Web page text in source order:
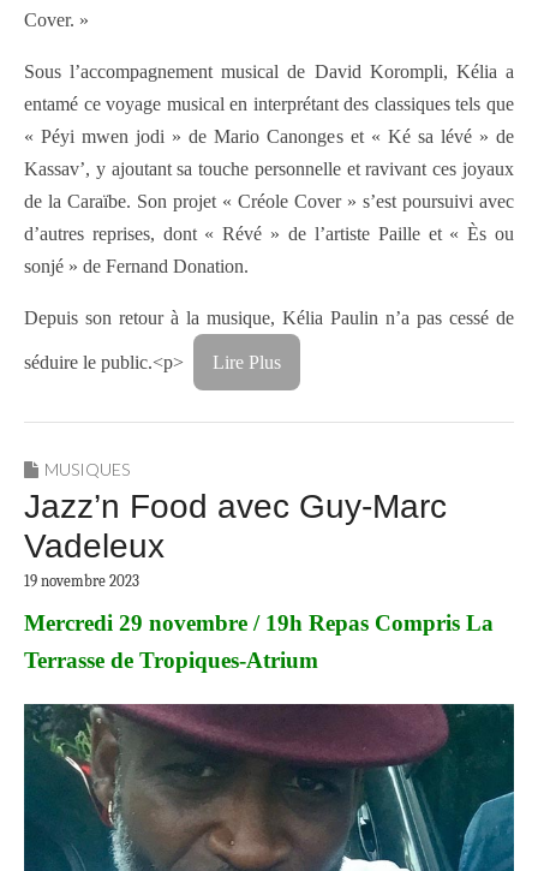
Cover. »
Sous l’accompagnement musical de David Korompli, Kélia a
entamé ce voyage musical en interprétant des classiques tels que
« Péyi mwen jodi » de Mario Canonges et « Ké sa lévé » de
Kassav’, y ajoutant sa touche personnelle et ravivant ces joyaux
de la Caraïbe. Son projet « Créole Cover » s’est poursuivi avec
d’autres reprises, dont « Révé » de l’artiste Paille et « Ès ou
sonjé » de Fernand Donation.
Depuis son retour à la musique, Kélia Paulin n’a pas cessé de
séduire le public.<p> Lire Plus
MUSIQUES
Jazz’n Food avec Guy-Marc
Vadeleux
19 novembre 2023
Mercredi 29 novembre / 19h Repas Compris La
Terrasse de Tropiques-Atrium